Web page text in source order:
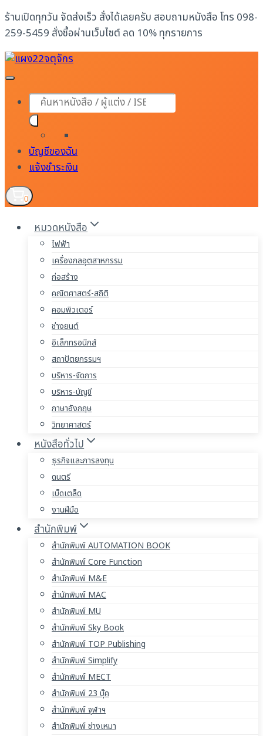
Skip
to
content
ร้านเปิดทุกวัน จัดส่งเร็ว สั่งได้เลยครับ สอบถามหนังสือ โทร 098-
259-5459 สั่งซื้อผ่านเว็บไซต์ ลด 10% ทุกรายการ
Products
search
บัญชีของฉัน
แจ้งชำระเงิน
0
หมวดหนังสือ
ไฟฟ้า
เครื่องกลอุตสาหกรรม
ก่อสร้าง
คณิตศาสตร์-สถิติ
คอมพิวเตอร์
ช่างยนต์
อิเล็กทรอนิกส์
สถาปัตยกรรมฯ
บริหาร-จัดการ
บริหาร-บัญชี
ภาษาอังกฤษ
วิทยาศาสตร์
หนังสือทั่วไป
ธุรกิจและการลงทุน
ดนตรี
เบ็ดเตล็ด
งานฝีมือ
สำนักพิมพ์
สำนักพิมพ์ AUTOMATION BOOK
สำนักพิมพ์ Core Function
สำนักพิมพ์ M&E
สำนักพิมพ์ MAC
สำนักพิมพ์ MU
สำนักพิมพ์ Sky Book
สำนักพิมพ์ TOP Publishing
สำนักพิมพ์ Simplify
สำนักพิมพ์ MECT
สำนักพิมพ์ 23 บุ๊ค
สำนักพิมพ์ จุฬาฯ
สำนักพิมพ์ ช่างเหมา